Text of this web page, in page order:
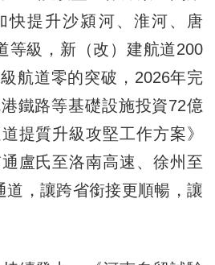
快提升沙潁河、淮河、唐
等級，新（改）建航道200
航道零的突破，2026年完
鐵路等基礎設施投資72億
提質升級攻堅工作方案》
盧氏至洛南高速、徐州至
道，讓跨省銜接更順暢，讓